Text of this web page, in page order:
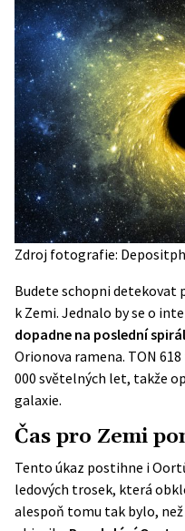
Zdroj fotografie:
Budete schopni
k Zemi. Jednalo by se o
dopadne na poslední
Orionova ramena. TON
000 světelných let, takže
galaxie.
Čas pro Zemi
Tento úkaz postihne i
ledových trosek, která
alespoň tomu tak bylo, než